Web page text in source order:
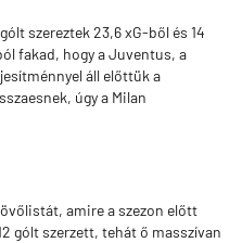
szereztek 23,6 xG-ből és 14
fakad, hogy a Juventus, a
áll előttük a
úgy a Milan
amire a szezon előtt
gólt szerzett, tehát ő masszívan